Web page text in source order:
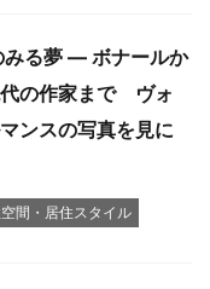
みる夢 ― ボナールか
の作家まで ヴォ
ンスの写真を見に
空間・居住スタイル